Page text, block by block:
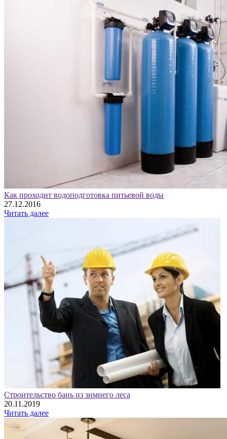
Как проходит водоподготовка питьевой воды
27.12.2016
Читать далее
Строительство бань из зимнего леса
20.11.2019
Читать далее